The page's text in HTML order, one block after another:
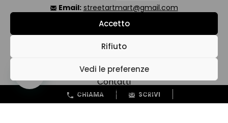
Accetto
Rifiuto
Vedi le preferenze
Cookie Policy Privacy Policy
Email: streetartmart@gmail.com
IT02039640491
LINK
Shop
Contatti
Il mio account
CHIAMA SCRIVI